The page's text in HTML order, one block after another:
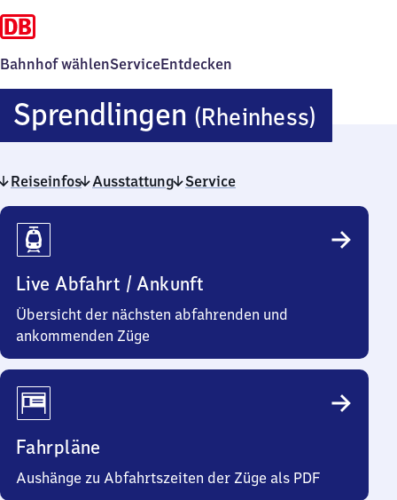
Bahnhof wählenServiceEntdecken
Sprendlingen (Rheinhess)
Reiseinfos Ausstattung Service
Reiseinfos
Live Abfahrt / Ankunft
Übersicht der nächsten abfahrenden und
ankommenden Züge
Fahrpläne
Aushänge zu Abfahrtszeiten der Züge als PDF